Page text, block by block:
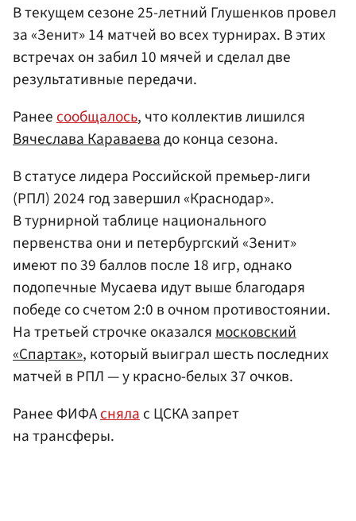
В текущем сезоне 25-летний Глушенков провел
за «Зенит» 14 матчей во всех турнирах. В этих
встречах он забил 10 мячей и сделал две
результативные передачи.
Ранеесообщалось, что коллектив лишился
Вячеслава Караваевадо конца сезона.
В статусе лидера Российской премьер-лиги
(РПЛ) 2024 год завершил «Краснодар».
В турнирной таблице национального
первенства они и петербургский «Зенит»
имеют по 39 баллов после 18 игр, однако
подопечные Мусаева идут выше благодаря
победе со счетом 2:0 в очном противостоянии.
На третьей строчке оказалсямосковский
«Спартак», который выиграл шесть последних
матчей в РПЛ — у красно-белых 37 очков.
Ранее ФИФАснялас ЦСКА запрет
на трансферы.